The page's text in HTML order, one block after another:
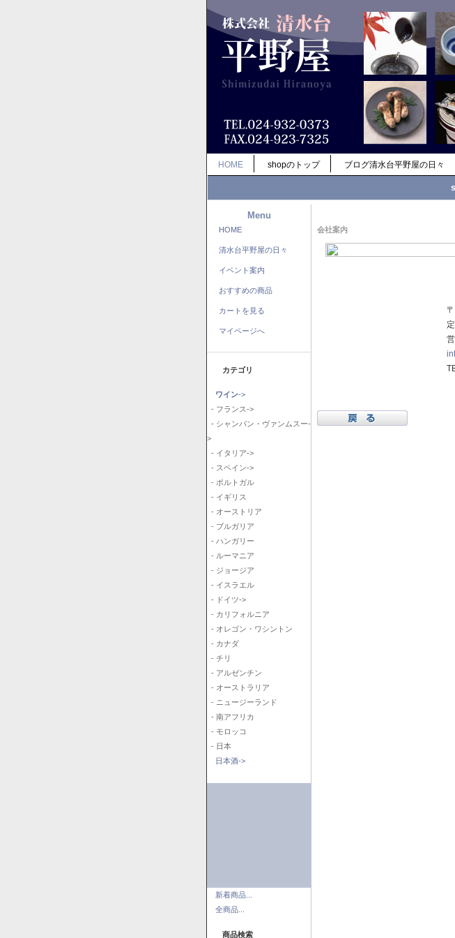
HOME shopのトップ ブログ清水台平野屋の日々
Menu
HOME
清水台平野屋の日々
イベント案内
おすすめの商品
カートを見る
マイページへ
カテゴリ
ワイン->
- フランス->
- シャンパン・ヴァンムスー-
>
- イタリア->
- スペイン->
- ポルトガル
- イギリス
- オーストリア
- ブルガリア
- ハンガリー
- ルーマニア
- ジョージア
- イスラエル
- ドイツ->
- カリフォルニア
- オレゴン・ワシントン
- カナダ
- チリ
- アルゼンチン
- オーストラリア
- ニュージーランド
- 南アフリカ
- モロッコ
- 日本
日本酒->
新着商品...
全商品...
商品検索
会社案内